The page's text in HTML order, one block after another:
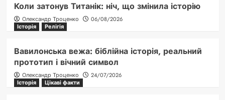
Коли затонув Титанік: ніч, що змінила історію
Олександр Троценко
06/08/2026
Історія
Релігія
Вавилонська вежа: біблійна історія, реальний
прототип і вічний символ
Олександр Троценко
24/07/2026
Історія
Цікаві факти